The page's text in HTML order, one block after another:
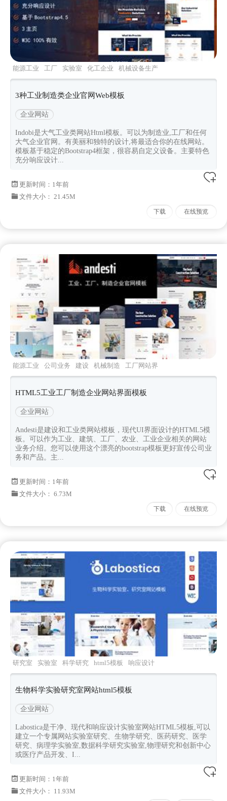
能源工业 工厂 实验室 化工企业 机械设备生产
3种工业制造类企业官网Web模板
企业网站
Indobi是大气工业类网站Html模板。可以为制造业,工厂和任何
大气企业官网。有美丽和独特的设计,将最适合你的在线网站。
模板基于稳定的Bootstrap4框架，很容易自定义设备。主要特色
充分响应设计...
更新时间： 1年前
文件大小： 21.45M
下载 在线预览
能源工业 公司业务 建设 机械制造
工厂网站界
面
HTML5工业工厂制造企业网站界面模板
企业网站
Andesti是建设和工业类网站模板，现代UI界面设计的HTML5模
板。可以作为工业、建筑、工厂、农业、工业企业相关的网站
业务介绍。您可以使用这个漂亮的bootstrap模板更好宣传公司业
务和产品。主...
更新时间： 1年前
文件大小： 6.73M
下载 在线预览
研究室 实验室 科学研究 html5模板 响应设计
生物科学实验研究室网站html5模板
企业网站
Labostica是干净、现代和响应设计实验室网站HTML5模板,可以
建立一个专属网站实验室研究、生物学研究、医药研究、医学
研究、病理学实验室,数据科学研究实验室,物理研究和创新中心
或医疗产品开发、I...
更新时间： 1年前
文件大小： 11.93M